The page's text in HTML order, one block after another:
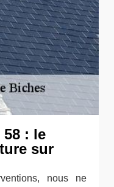
: le
sur
nous ne